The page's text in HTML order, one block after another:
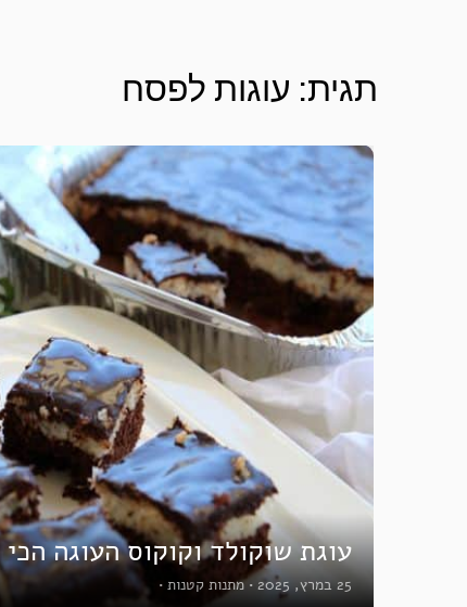
תגית: עוגות לפסח
עוגת שוקולד וקוקוס העוגה
25 במרץ, 2025 • מתנות קטנות •